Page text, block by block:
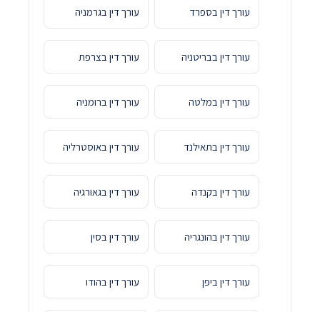
עורך דין בספרד עורך דין בגרמניה
עורך דין בבריטניה עורך דין בצרפת
עורך דין במלטה עורך דין ברומניה
עורך דין בתאילנד עורך דין באוסטרליה
עורך דין בקנדה עורך דין בגאורגיה
עורך דין בהונגריה עורך דין בסין
עורך דין ביפן עורך דין בהודו